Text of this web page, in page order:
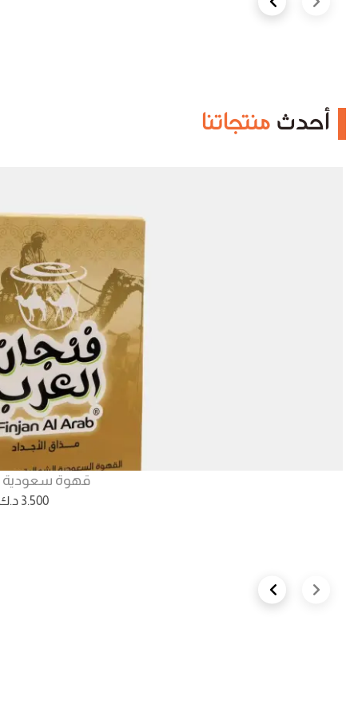
Next slidePrevious slide
أحدث منتجاتنا
قهوة سعودية
3.500
Next slidePrevious slide